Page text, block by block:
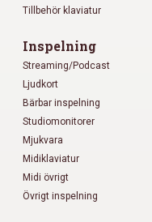
Tillbehör klaviatur
Inspelning
Streaming/Podcast
Ljudkort
Bärbar inspelning
Studiomonitorer
Mjukvara
Midiklaviatur
Midi övrigt
Övrigt inspelning